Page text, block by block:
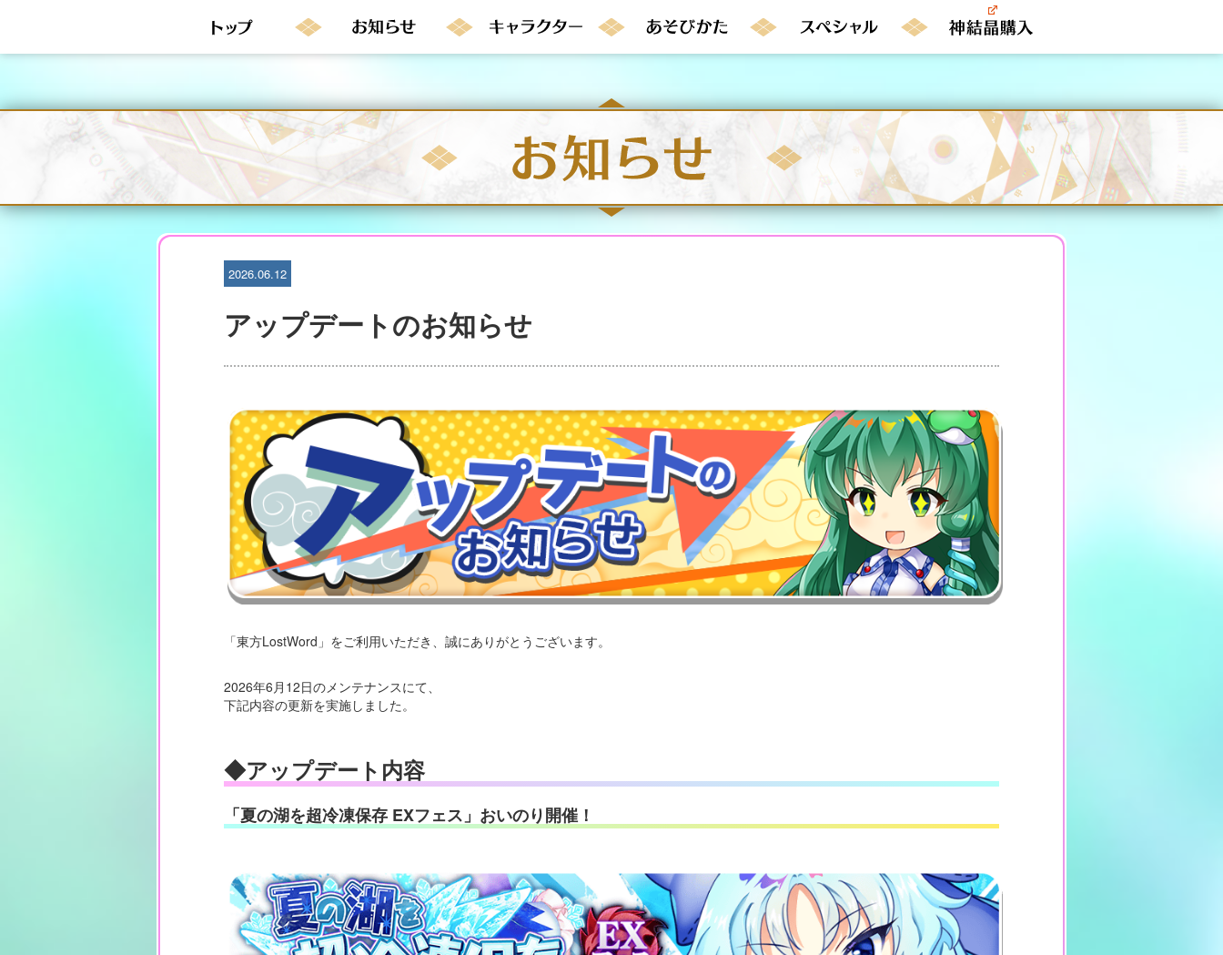
o
n
2026.06.12
アップデートのお知らせ
「東方LostWord」をご利用いただき、誠にありがとうございます。
2026年6月12日のメンテナンスにて、
下記内容の更新を実施しました。
◆アップデート内容
「夏の湖を超冷凍保存 EXフェス」おいのり開催！